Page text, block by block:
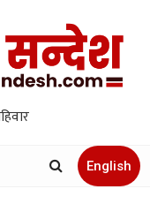
English